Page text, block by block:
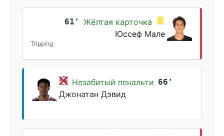
61'
Жёлтая карточка
Юссеф Мале
Tripping
Незабитый пенальти 66'
Джонатан Дэвид